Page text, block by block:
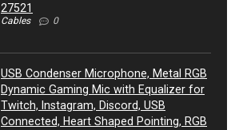
27521
Cables 0
USB Condenser Microphone, Metal RGB
Dynamic Gaming Mic with Equalizer for
Twitch, Instagram, Discord, USB
Connected, Heart Shaped Pointing, RGB